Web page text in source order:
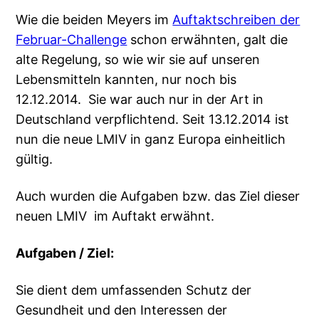
Wie die beiden Meyers im Auftaktschreiben der
Februar-Challenge schon erwähnten, galt die
alte Regelung, so wie wir sie auf unseren
Lebensmitteln kannten, nur noch bis
12.12.2014. Sie war auch nur in der Art in
Deutschland verpflichtend. Seit 13.12.2014 ist
nun die neue LMIV in ganz Europa einheitlich
gültig.
Auch wurden die Aufgaben bzw. das Ziel dieser
neuen LMIV im Auftakt erwähnt.
Aufgaben / Ziel:
Sie dient dem umfassenden Schutz der
Gesundheit und den Interessen der